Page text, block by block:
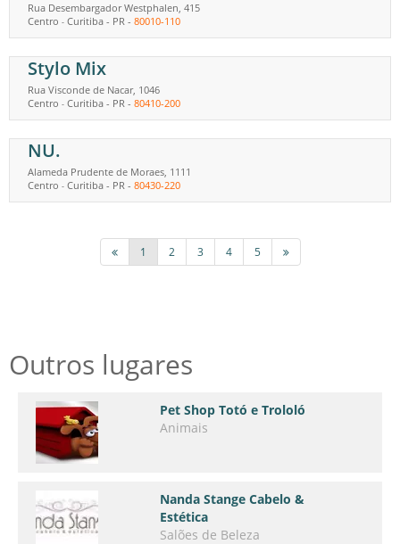
Rua Desembargador Westphalen, 415
Centro - Curitiba - PR - 80010-110
Stylo Mix
Rua Visconde de Nacar, 1046
Centro - Curitiba - PR - 80410-200
NU.
Alameda Prudente de Moraes, 1111
Centro - Curitiba - PR - 80430-220
1 2 3 4 5
Outros lugares
Pet Shop Totó e Trololó
Animais
Nanda Stange Cabelo &
Estética
Salões de Beleza